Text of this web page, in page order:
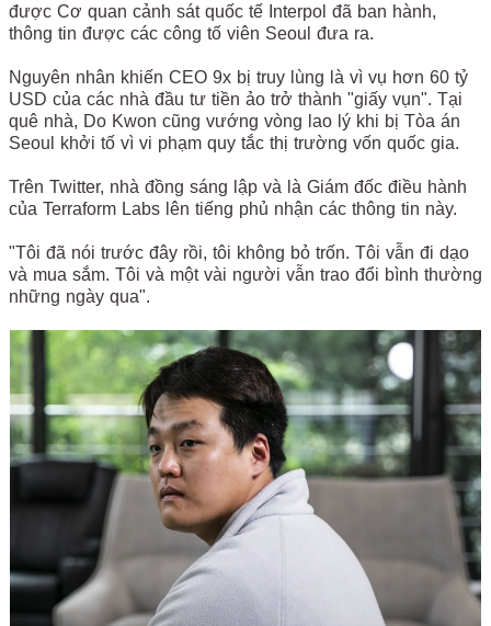
được Cơ quan cảnh sát quốc tế Interpol đã ban hành,
thông tin được các công tố viên Seoul đưa ra.
Nguyên nhân khiến CEO 9x bị truy lùng là vì vụ hơn 60 tỷ
USD của các nhà đầu tư tiền ảo trở thành "giấy vụn". Tại
quê nhà, Do Kwon cũng vướng vòng lao lý khi bị Tòa án
Seoul khởi tố vì vi phạm quy tắc thị trường vốn quốc gia.
Trên Twitter, nhà đồng sáng lập và là Giám đốc điều hành
của Terraform Labs lên tiếng phủ nhận các thông tin này.
"Tôi đã nói trước đây rồi, tôi không bỏ trốn. Tôi vẫn đi dạo
và mua sắm. Tôi và một vài người vẫn trao đổi bình thường
những ngày qua".